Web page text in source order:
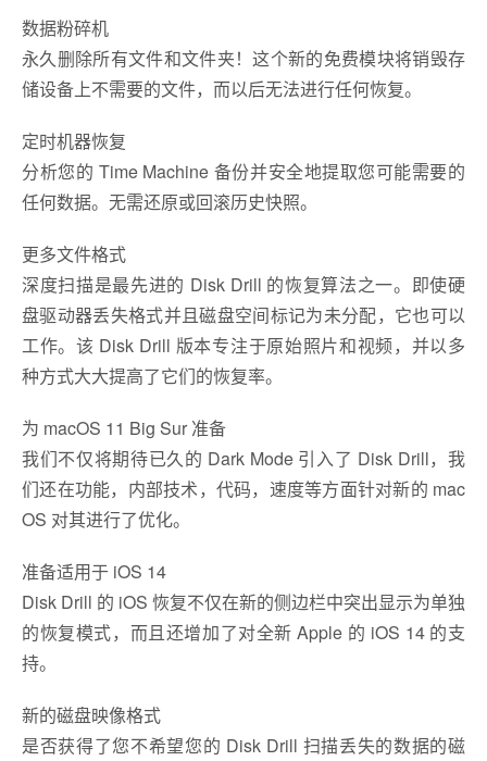
数据粉碎机
永久删除所有文件和文件夹！这个新的免费模块将销毁存
储设备上不需要的文件，而以后无法进行任何恢复。
定时机器恢复
分析您的 Time Machine 备份并安全地提取您可能需要的
任何数据。无需还原或回滚历史快照。
更多文件格式
深度扫描是最先进的 Disk Drill 的恢复算法之一。即使硬
盘驱动器丢失格式并且磁盘空间标记为未分配，它也可以
工作。该 Disk Drill 版本专注于原始照片和视频，并以多
种方式大大提高了它们的恢复率。
为 macOS 11 Big Sur 准备
我们不仅将期待已久的 Dark Mode 引入了 Disk Drill，我
们还在功能，内部技术，代码，速度等方面针对新的 mac
OS 对其进行了优化。
准备适用于 iOS 14
Disk Drill 的 iOS 恢复不仅在新的侧边栏中突出显示为单独
的恢复模式，而且还增加了对全新 Apple 的 iOS 14 的支
持。
新的磁盘映像格式
是否获得了您不希望您的 Disk Drill 扫描丢失的数据的磁